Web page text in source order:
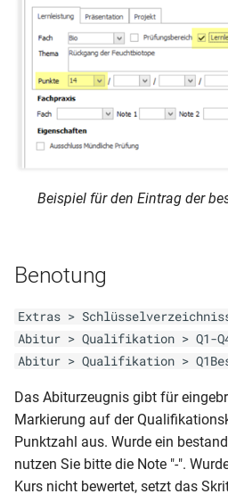
Beispiel für den Eintrag der
Benotung
Extras >
Abitur > Qualifikation > Q1-
Abitur > Qualifikation >
Das Abiturzeugnis gibt für
Markierung auf der
Punktzahl aus. Wurde ein
nutzen Sie bitte die Note "-".
Kurs nicht bewertet, setzt das